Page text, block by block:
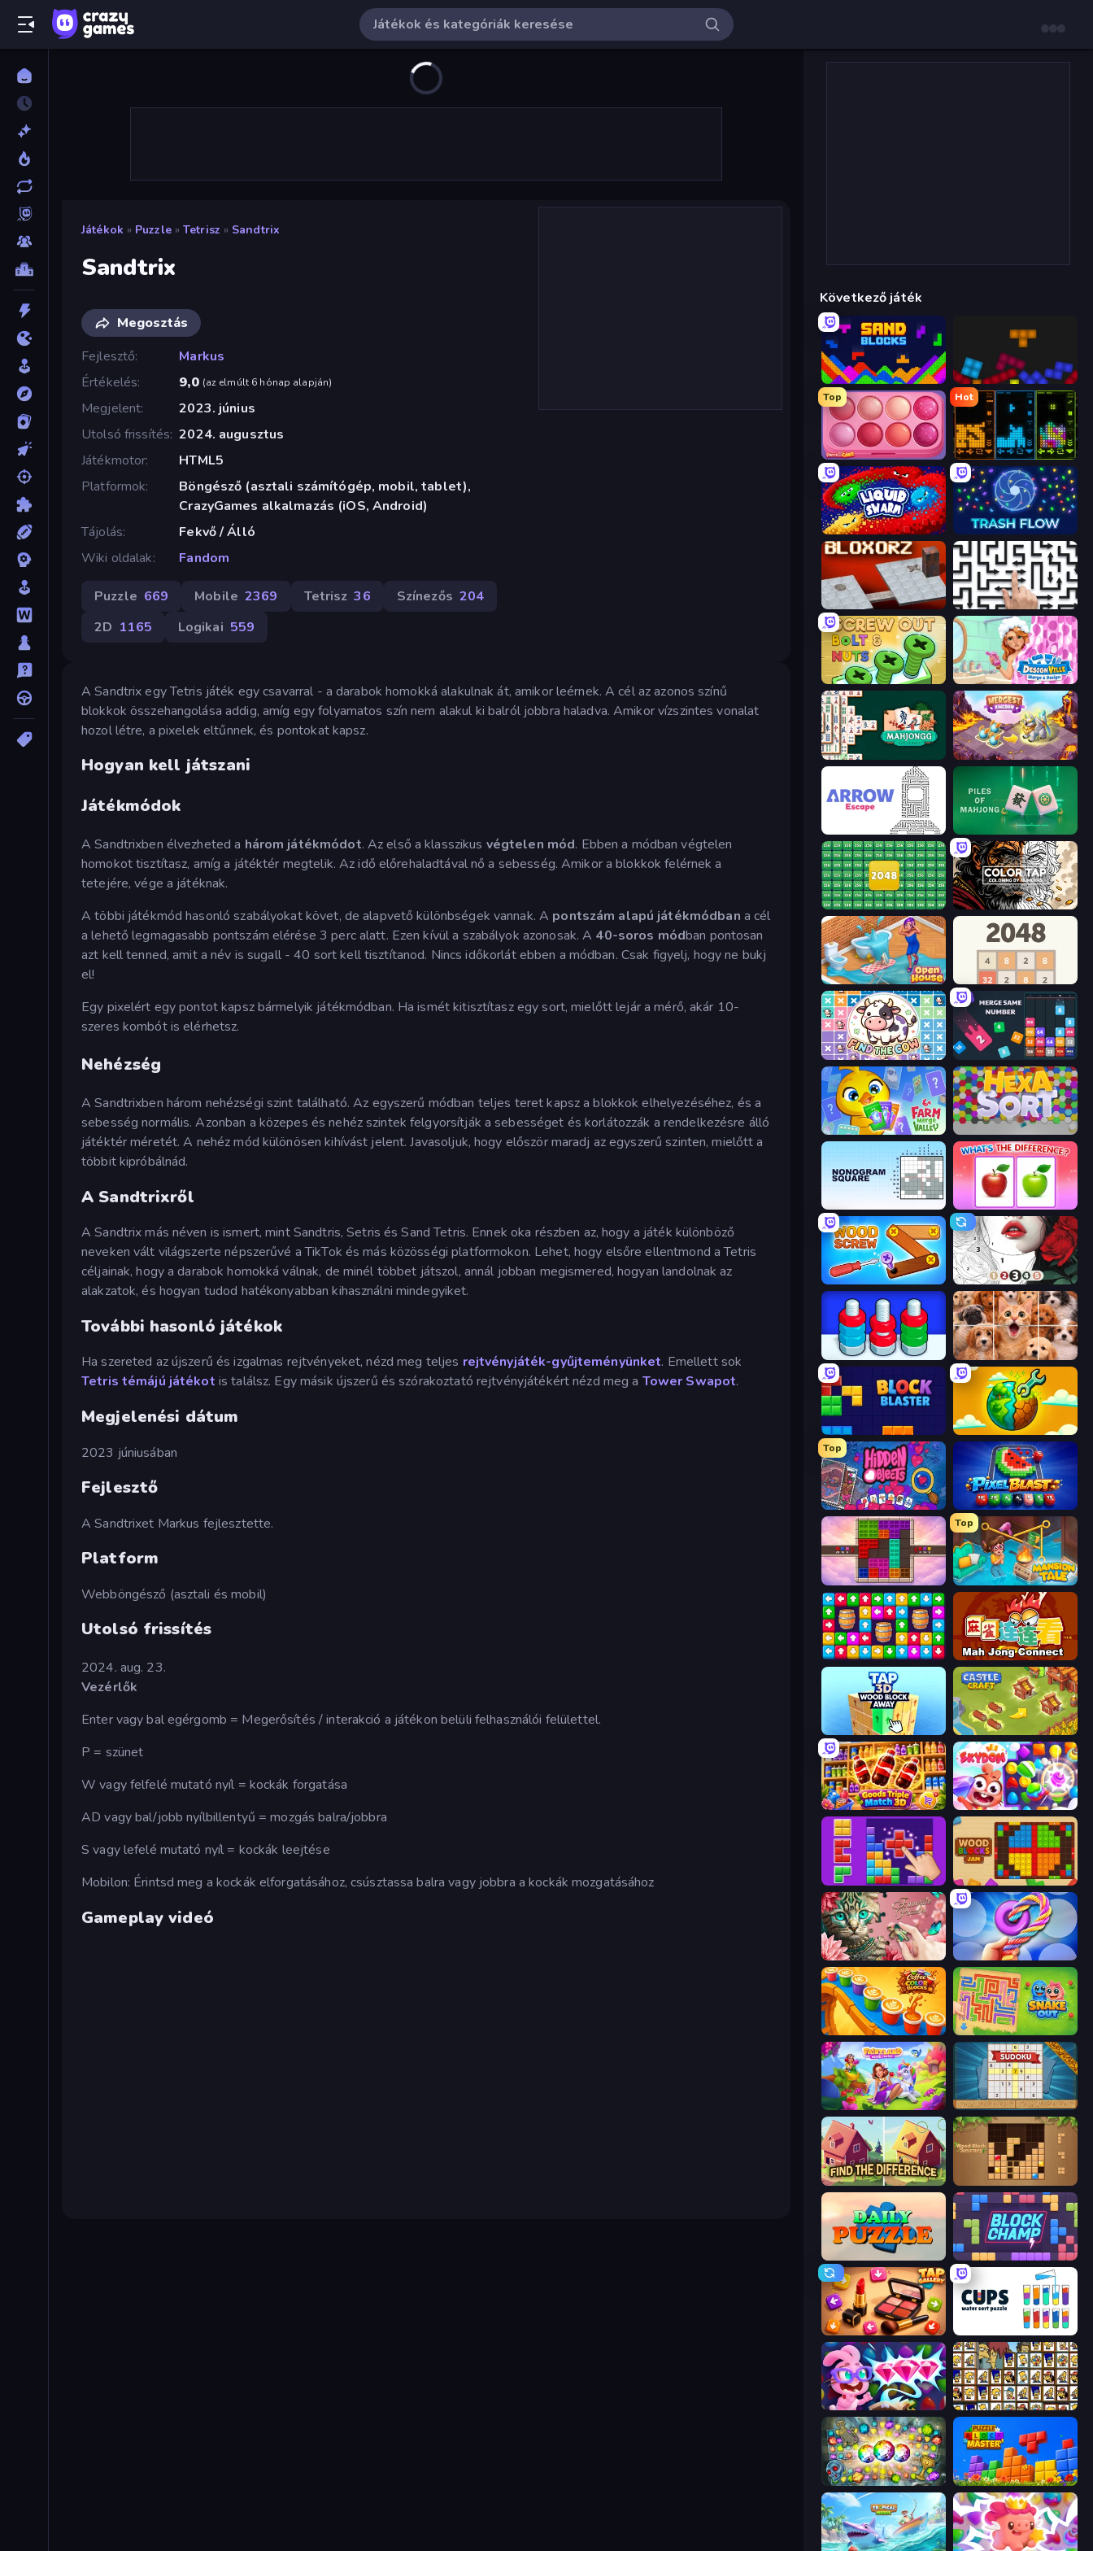
Játékok » Puzzle » Tetrisz » Sandtrix
Sandtrix
Megosztás
Fejlesztő
Markus
Értékelés
9,0 (az elmúlt 6 hónap alapján)
Megjelent
2023. június
Utolsó frissítés 2024. augusztus
Játékmotor
HTML5
Platformok
Böngésző (asztali számítógép, mobil, tablet),
CrazyGames alkalmazás (iOS, Android)
Tájolás
Fekvő / Álló
Wiki oldalak
Fandom
Puzzle 669 Mobile 2369 Tetrisz 36 Színezős 204
2D 1165 Logikai 559
A Sandtrix egy Tetris játék egy csavarral - a darabok homokká alakulnak át, amikor leérnek. A cél az azonos színű
blokkok összehangolása addig, amíg egy folyamatos szín nem alakul ki balról jobbra haladva. Amikor vízszintes vonalat
hozol létre, a pixelek eltűnnek, és pontokat kapsz.
Hogyan kell játszani
Játékmódok
A Sandtrixben élvezheted a három játékmódot. Az első a klasszikus végtelen mód. Ebben a módban végtelen
homokot tisztítasz, amíg a játéktér megtelik. Az idő előrehaladtával nő a sebesség. Amikor a blokkok felérnek a
tetejére, vége a játéknak.
A többi játékmód hasonló szabályokat követ, de alapvető különbségek vannak. A pontszám alapú játékmódban a cél
a lehető legmagasabb pontszám elérése 3 perc alatt. Ezen kívül a szabályok azonosak. A 40-soros módban pontosan
azt kell tenned, amit a név is sugall - 40 sort kell tisztítanod. Nincs időkorlát ebben a módban. Csak figyelj, hogy ne bukj
el!
Egy pixelért egy pontot kapsz bármelyik játékmódban. Ha ismét kitisztítasz egy sort, mielőtt lejár a mérő, akár 10-
szeres kombót is elérhetsz.
Nehézség
A Sandtrixben három nehézségi szint található. Az egyszerű módban teljes teret kapsz a blokkok elhelyezéséhez, és a
sebesség normális. Azonban a közepes és nehéz szintek felgyorsítják a sebességet és korlátozzák a rendelkezésre álló
játéktér méretét. A nehéz mód különösen kihívást jelent. Javasoljuk, hogy először maradj az egyszerű szinten, mielőtt a
többit kipróbálnád.
A Sandtrixről
A Sandtrix más néven is ismert, mint Sandtris, Setris és Sand Tetris. Ennek oka részben az, hogy a játék különböző
neveken vált világszerte népszerűvé a TikTok és más közösségi platformokon. Lehet, hogy elsőre ellentmond a Tetris
céljainak, hogy a darabok homokká válnak, de minél többet játszol, annál jobban megismered, hogyan landolnak az
alakzatok, és hogyan tudod hatékonyabban kihasználni mindegyiket.
További hasonló játékok
Ha szereted az újszerű és izgalmas rejtvényeket, nézd meg teljes rejtvényjáték-gyűjteményünket. Emellett sok
Tetris témájú játékot is találsz. Egy másik újszerű és szórakoztató rejtvényjátékért nézd meg a Tower Swapot.
Megjelenési dátum
2023 júniusában
Fejlesztő
A Sandtrixet Markus fejlesztette.
Platform
Webböngésző (asztali és mobil)
Utolsó frissítés
2024. aug. 23.
Vezérlők
Enter vagy bal egérgomb = Megerősítés / interakció a játékon belüli felhasználói felülettel.
P = szünet
W vagy felfelé mutató nyíl = kockák forgatása
AD vagy bal/jobb nyílbillentyű = mozgás balra/jobbra
S vagy lefelé mutató nyíl = kockák leejtése
Mobilon: Érintsd meg a kockák elforgatásához, csúsztassa balra vagy jobbra a kockák mozgatásához
Gameplay videó
Következő játék
Sand Blocks Tetris with Physics
Top
Piece of Cake: Merge and Bake
Hot
ColorTris
Liquid Swarm Trash Flow
Bloxorz Arrow Escape: Puzzle
Screw Out: Bolts and Nuts Designville: Merge & Design
Mahjongg Solitaire Mergest Kingdom
Arrow Escape Piles of Mahjong
2048 Merge Blocks Color Tap: Coloring by Numbers
Open House 2048
Find The Cow Drop & Merge the Numbers
Farm Merge Valley
What's The Difference?
Wood Screw: Bolts Puzzle Numicolor
Jigpic Solitaire
Block Blaster Land Explorers: Merge & Build
Top
Hidden Objects Pixel Blast
Color Cube Puzzle
Top
Mansion Tale: Merge Secrets
Tap Away Story Mahjong Connect (Legacy)
Castle Craft
Goods Triple Match 3D Skydom
BlockBuster Puzzle Wood Blocks Jam
Favorite Puzzles Twisted Tangle
Coffee Color Blocks Snake Out: Maze Escape
Fairyland Merge & Magic Sudoku Online
Find The Difference Wood Block Journey
Block Champ
Tap Gallery Cups - Water Sort Puzzle
Skydom: Reforged Tiles of the Simpsons
Forgotten Treasure 2 Puzzle Block Master